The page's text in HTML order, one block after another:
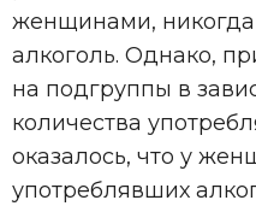
женщинами,
алкоголь. Однако,
на подгруппы в
количества
оказалось, что у
употреблявших